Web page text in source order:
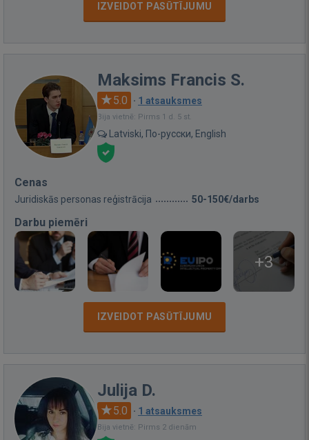
IZVEIDOT PASŪTĪJUMU
Maksims Francis S.
5.0 · 1 atsauksmes
Bija vietnē: Pirms 1 d. 5 st.
Latviski, По-русски, English
Cenas
Juridiskās personas reģistrācija 50-150€/darbs
Darbu piemēri
+3
IZVEIDOT PASŪTĪJUMU
Julija D.
5.0 · 1 atsauksmes
Bija vietnē: Pirms 2 dienām